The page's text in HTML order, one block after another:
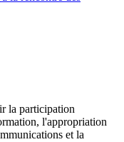
la participation
l'appropriation
et la